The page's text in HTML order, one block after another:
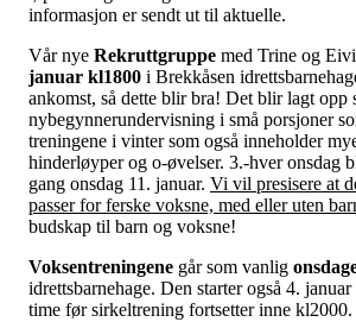
informasjon er sendt ut til aktuelle.
Vår nye Rekruttgruppe med Trine og
januar kl1800 i Brekkåsen
ankomst, så dette blir bra! Det blir lagt opp
nybegynnerundervisning i små porsjoner
treningene i vinter som også inneholder
hinderløyper og o-øvelser. 3.-hver onsdag
gang onsdag 11. januar. Vi vil presisere at
passer for ferske voksne, med eller uten
budskap til barn og voksne!
Voksentreningene går som vanlig
idrettsbarnehage. Den starter også 4.
time før sirkeltrening fortsetter inne